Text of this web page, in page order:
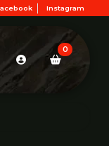
Instagram
0